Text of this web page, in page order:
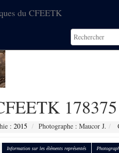
du CFEETK
178375
: 2015 Photographe : Maucor J.
Information sur les éléments représentés